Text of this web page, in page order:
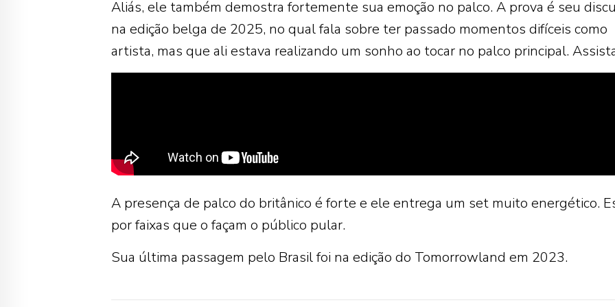
Aliás, ele também demostra fortemente sua emoção no palco. A prova é seu
na edição belga de 2025, no qual fala sobre ter passado momentos difíceis como
artista, mas que ali estava realizando um sonho ao tocar no palco principal.
A presença de palco do britânico é forte e ele entrega um set muito energético.
por faixas que o façam o público pular.
Sua última passagem pelo Brasil foi na edição do Tomorrowland em 2023.